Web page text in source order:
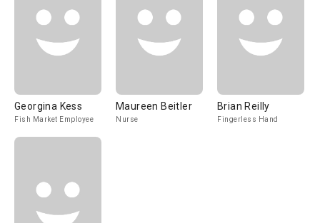
Georgina Kess
Fish Market Employee
Maureen Beitler
Nurse
Brian Reilly
Fingerless Hand